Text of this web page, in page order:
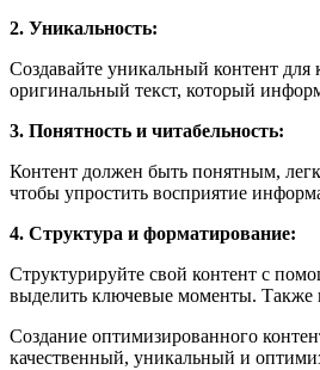
2. Уникальность:
Создавайте уникальный контент
оригинальный текст, который
3. Понятность и читабельность:
Контент должен быть понятным,
чтобы упростить восприятие
4. Структура и форматирование:
Структурируйте свой контент с
выделить ключевые моменты. Также
Создание оптимизированного
качественный, уникальный и